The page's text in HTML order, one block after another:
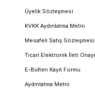
Üyelik Sözleşmesi
KVKK Aydınlatma Metni
Mesafeli Satış Sözleşmesi
Ticari Elektronik İleti Onayı
E-Bülten Kayıt Formu
Aydınlatma Metni